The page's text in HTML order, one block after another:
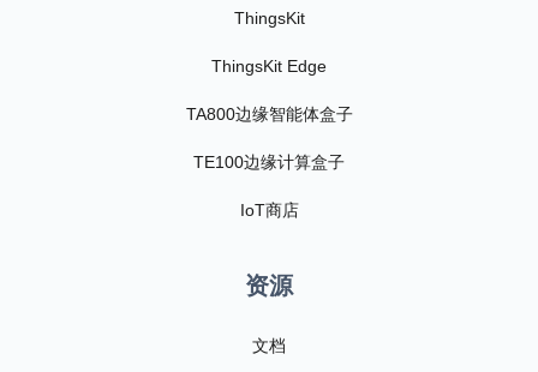
ThingsKit
ThingsKit Edge
TA800边缘智能体盒子
TE100边缘计算盒子
IoT商店
资源
文档